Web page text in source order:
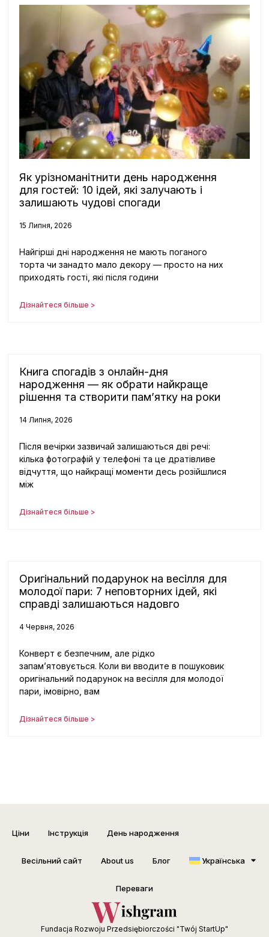
Як урізноманітнити день народження
для гостей: 10 ідей, які залучають і
залишають чудові спогади
15 Липня, 2026
Найгірші дні народження не мають поганого
торта чи занадто мало декору — просто на них
приходять гості, які після години
Дізнайтеся більше >
Книга спогадів з онлайн-дня
народження — як обрати найкраще
рішення та створити пам’ятку на роки
14 Липня, 2026
Після вечірки зазвичай залишаються дві речі:
кілька фотографій у телефоні та це дратівливе
відчуття, що найкращі моменти десь розійшлися
між
Дізнайтеся більше >
Оригінальний подарунок на весілля для
молодої пари: 7 неповторних ідей, які
справді залишаються надовго
4 Червня, 2026
Конверт є безпечним, але рідко
запам’ятовується. Коли ви вводите в пошуковик
оригінальний подарунок на весілля для молодої
пари, імовірно, вам
Дізнайтеся більше >
Ціни Інструкція День народження
Весільний сайт About us Блог Українська
Переваги
Fundacja Rozwoju Przedsiębiorczości "Twój StartUp"